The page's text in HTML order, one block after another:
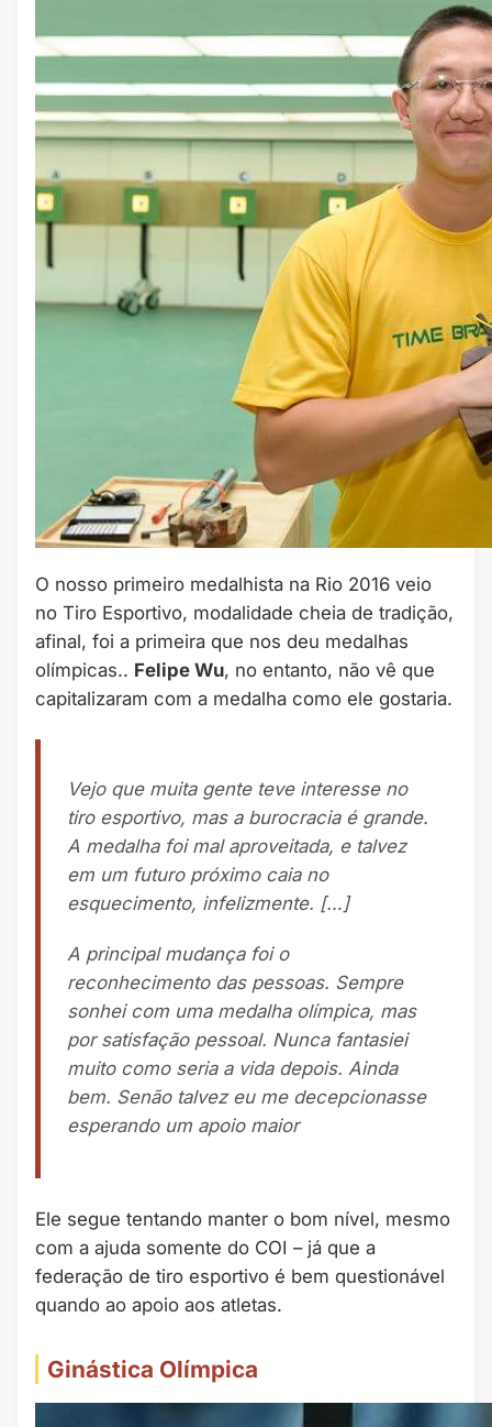
O nosso primeiro medalhista na Rio 2016 veio
no Tiro Esportivo, modalidade cheia de tradição,
afinal, foi a primeira que nos deu medalhas
olímpicas.. Felipe Wu, no entanto, não vê que
capitalizaram com a medalha como ele gostaria.
Vejo que muita gente teve interesse no
tiro esportivo, mas a burocracia é grande.
A medalha foi mal aproveitada, e talvez
em um futuro próximo caia no
esquecimento, infelizmente. […]
A principal mudança foi o
reconhecimento das pessoas. Sempre
sonhei com uma medalha olímpica, mas
por satisfação pessoal. Nunca fantasiei
muito como seria a vida depois. Ainda
bem. Senão talvez eu me decepcionasse
esperando um apoio maior
Ele segue tentando manter o bom nível, mesmo
com a ajuda somente do COI – já que a
federação de tiro esportivo é bem questionável
quando ao apoio aos atletas.
Ginástica Olímpica